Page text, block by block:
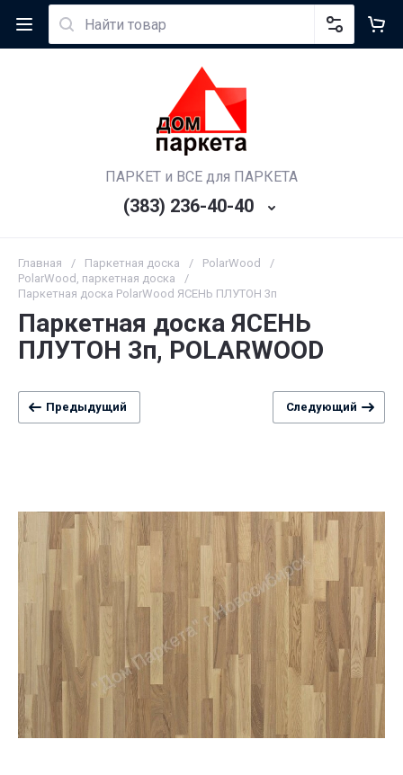
ПАРКЕТ и ВСЕ для ПАРКЕТА
(383) 236-40-40
Главная / Паркетная доска / PolarWood
/
PolarWood, паркетная доска
/
Паркетная доска PolarWood ЯСЕНЬ ПЛУТОН 3п
Паркетная доска ЯСЕНЬ
ПЛУТОН 3п, POLARWOOD
Предыдущий Следующий